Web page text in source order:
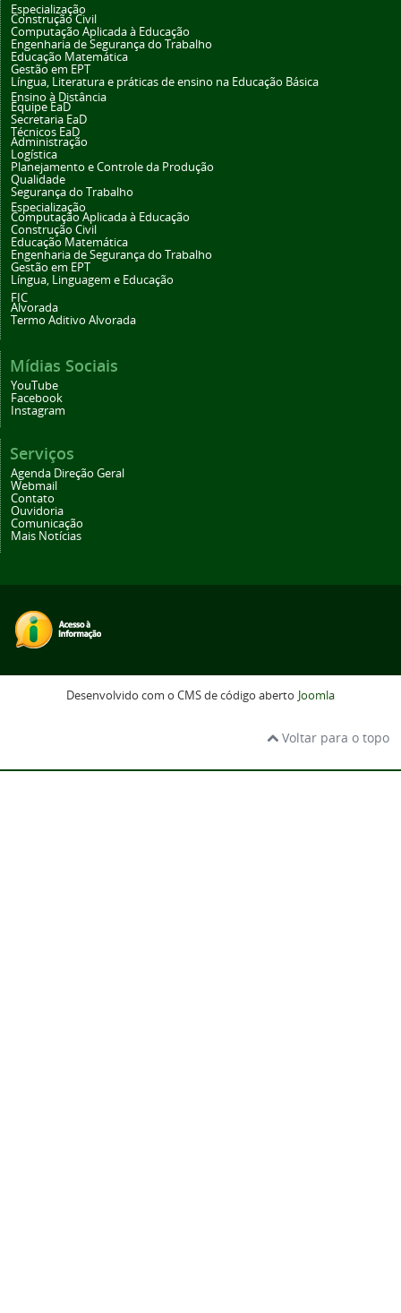
Especialização
Construção Civil
Computação Aplicada à Educação
Engenharia de Segurança do Trabalho
Educação Matemática
Gestão em EPT
Língua, Literatura e práticas de ensino na Educação Básica
Ensino à Distância
Equipe EaD
Secretaria EaD
Técnicos EaD
Administração
Logística
Planejamento e Controle da Produção
Qualidade
Segurança do Trabalho
Especialização
Computação Aplicada à Educação
Construção Civil
Educação Matemática
Engenharia de Segurança do Trabalho
Gestão em EPT
Língua, Linguagem e Educação
FIC
Alvorada
Termo Aditivo Alvorada
Mídias Sociais
YouTube
Facebook
Instagram
Serviços
Agenda Direção Geral
Webmail
Contato
Ouvidoria
Comunicação
Mais Notícias
Desenvolvido com o CMS de código aberto Joomla
Voltar para o topo